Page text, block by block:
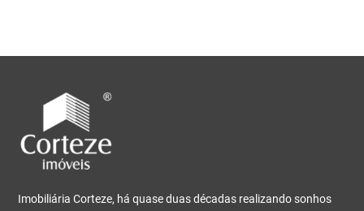
Imobiliária Corteze, há quase duas décadas realizando sonhos